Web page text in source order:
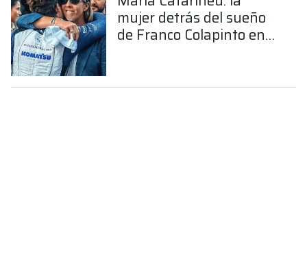
mujer detrás del sueño
de Franco Colapinto en